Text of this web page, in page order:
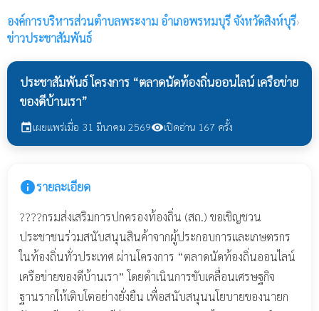
องค์การบริหารส่วนตำบลพระงาม อำเภอพรหมบุรี จังหวัดสิงห์บุรี›
ข่าวประชาสัมพันธ์
ประชาสัมพันธ์ โครงการ “ตลาดนัดท้องถิ่นออนไลน์ เครือข่าย
ของดีบ้านเรา”
eventเผยแพร่เมื่อ 31 มีนาคม 2569visibilityเปิดอ่าน 167 ครั้ง
infoรายละเอียด
????กรมส่งเสริมการปกครองท้องถิ่น (สถ.) ขอเชิญชวน
ประชาชนร่วมสนับสนุนสินค้าจากผู้ประกอบการและเกษตรกร
ในท้องถิ่นทั่วประเทศ ผ่านโครงการ “ตลาดนัดท้องถิ่นออนไลน์
เครือข่ายของดีบ้านเรา” โดยดำเนินการขับเคลื่อนเศรษฐกิจ
ฐานรากให้เติบโตอย่างยั่งยืน เพื่อสนับสนุนนโยบายของนายก